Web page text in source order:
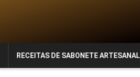
RECEITAS DE SABONETE ARTESANAL